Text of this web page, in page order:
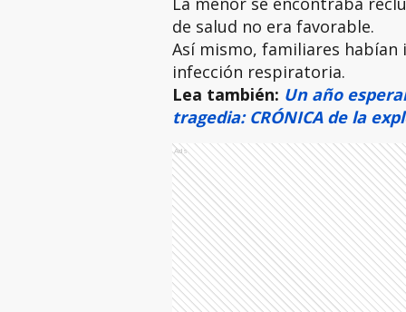
de salud no era favorable.
Así mismo, familiares habían
infección respiratoria.
Lea también: Un año
tragedia: CRÓNICA de la
Ads